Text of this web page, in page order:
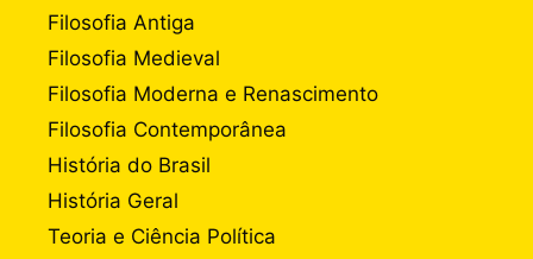
Filosofia Antiga
Filosofia Medieval
Filosofia Moderna e Renascimento
Filosofia Contemporânea
História do Brasil
História Geral
Teoria e Ciência Política